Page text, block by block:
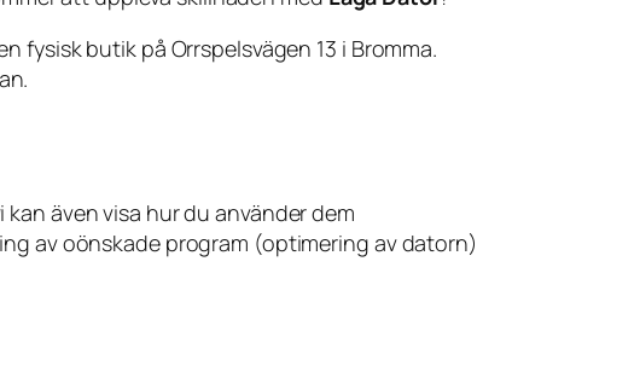
fysisk butik på Orrspelsvägen 13 i Bromma.
även visa hur du använder dem
av oönskade program (optimering av datorn)